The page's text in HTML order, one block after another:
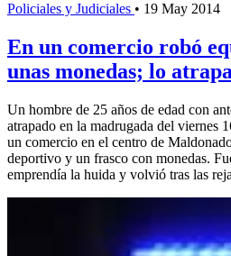
Policiales y Judiciales • 19 May 2014
En un comercio robó
unas monedas; lo
Un hombre de 25 años de edad con
atrapado en la madrugada del viernes
un comercio en el centro de
deportivo y un frasco con monedas.
emprendía la huida y volvió tras las